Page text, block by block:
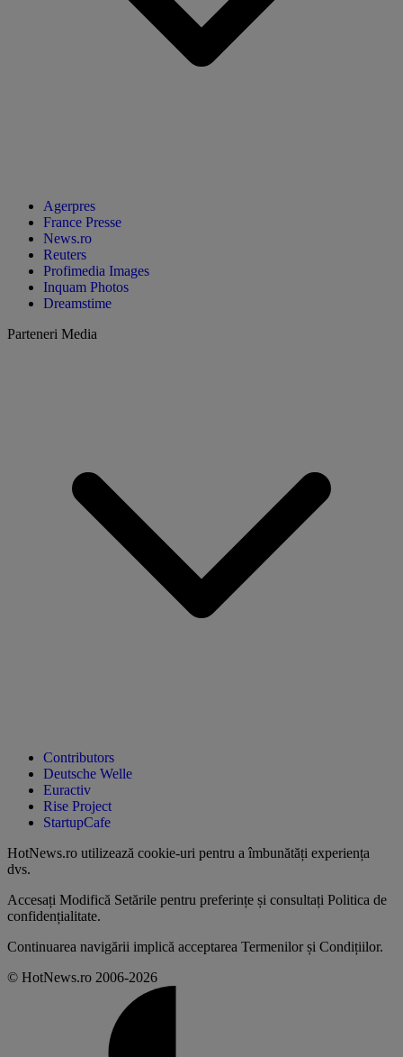
Agerpres
France Presse
News.ro
Reuters
Profimedia Images
Inquam Photos
Dreamstime
Parteneri Media
Contributors
Deutsche Welle
Euractiv
Rise Project
StartupCafe
HotNews.ro utilizează cookie-uri pentru a îmbunătăți experiența
dvs.
Accesați Modifică Setările pentru preferințe și consultați Politica de
confidențialitate.
Continuarea navigării implică acceptarea Termenilor și Condițiilor.
© HotNews.ro 2006-2026